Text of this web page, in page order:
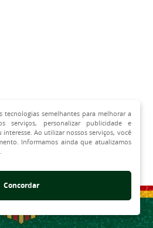
tecnologias semelhantes para melhorar a
serviços, personalizar publicidade e
Ao utilizar nossos serviços, você
Informamos ainda que atualizamos
Concordar